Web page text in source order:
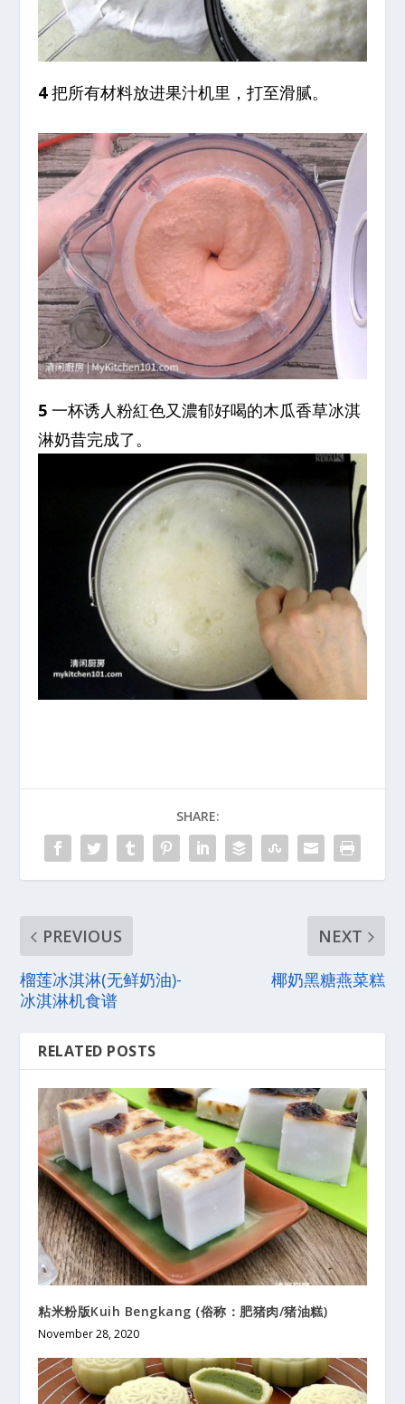
4把所有材料放进果汁机里，打至滑腻。
5 一杯诱人粉紅色又濃郁好喝的木瓜香草冰淇
淋奶昔完成了。
SHARE:
PREVIOUS
榴莲冰淇淋(无鲜奶油)-
冰淇淋机食谱
NEXT
椰奶黑糖燕菜糕
RELATED POSTS
粘米粉版Kuih Bengkang (俗称：肥猪肉/猪油糕)
November 28, 2020